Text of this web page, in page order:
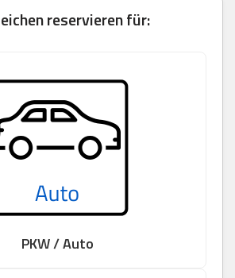
reservieren für:
PKW / Auto